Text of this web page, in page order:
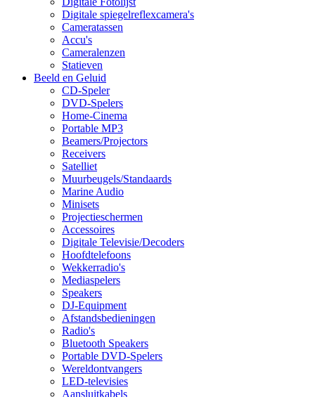
Digitale spiegelreflexcamera's
Cameratassen
Accu's
Cameralenzen
Statieven
Beeld en Geluid
CD-Speler
DVD-Spelers
Home-Cinema
Portable MP3
Beamers/Projectors
Receivers
Satelliet
Muurbeugels/Standaards
Marine Audio
Minisets
Projectieschermen
Accessoires
Digitale Televisie/Decoders
Hoofdtelefoons
Wekkerradio's
Mediaspelers
Speakers
DJ-Equipment
Afstandsbedieningen
Radio's
Bluetooth Speakers
Portable DVD-Spelers
Wereldontvangers
LED-televisies
Aansluitkabels